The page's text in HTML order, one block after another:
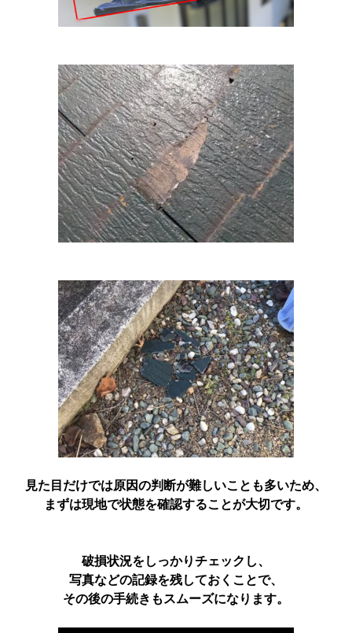
見た目だけでは原因の判断が難しいことも多いため、
まずは現地で状態を確認することが大切です。
破損状況をしっかりチェックし、
写真などの記録を残しておくことで、
その後の手続きもスムーズになります。